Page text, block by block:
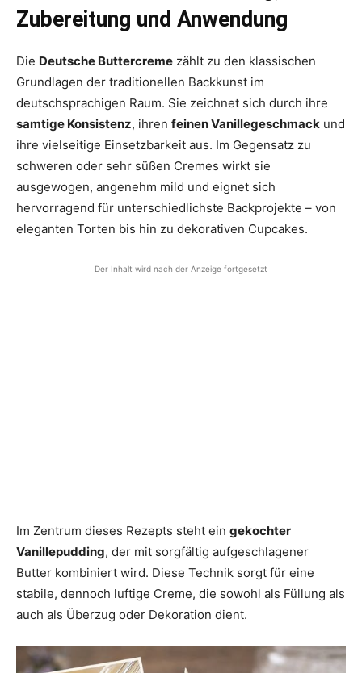
Zubereitung und Anwendung
Die Deutsche Buttercreme zählt zu den klassischen
Grundlagen der traditionellen Backkunst im
deutschsprachigen Raum. Sie zeichnet sich durch ihre
samtige Konsistenz, ihren feinen Vanillegeschmack und
ihre vielseitige Einsetzbarkeit aus. Im Gegensatz zu
schweren oder sehr süßen Cremes wirkt sie
ausgewogen, angenehm mild und eignet sich
hervorragend für unterschiedlichste Backprojekte – von
eleganten Torten bis hin zu dekorativen Cupcakes.
Der Inhalt wird nach der Anzeige fortgesetzt
Im Zentrum dieses Rezepts steht ein gekochter
Vanillepudding, der mit sorgfältig aufgeschlagener
Butter kombiniert wird. Diese Technik sorgt für eine
stabile, dennoch luftige Creme, die sowohl als Füllung als
auch als Überzug oder Dekoration dient.